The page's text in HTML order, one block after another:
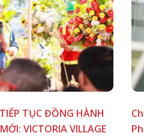
TỤC ĐỒNG HÀNH
VICTORIA VILLAGE